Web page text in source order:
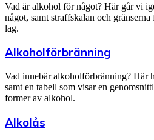
Vad är alkohol för något? Här går vi
något, samt straffskalan och
lag.
Alkoholförbränning
Vad innebär alkoholförbränning? Här
samt en tabell som visar en
former av alkohol.
Alkolås